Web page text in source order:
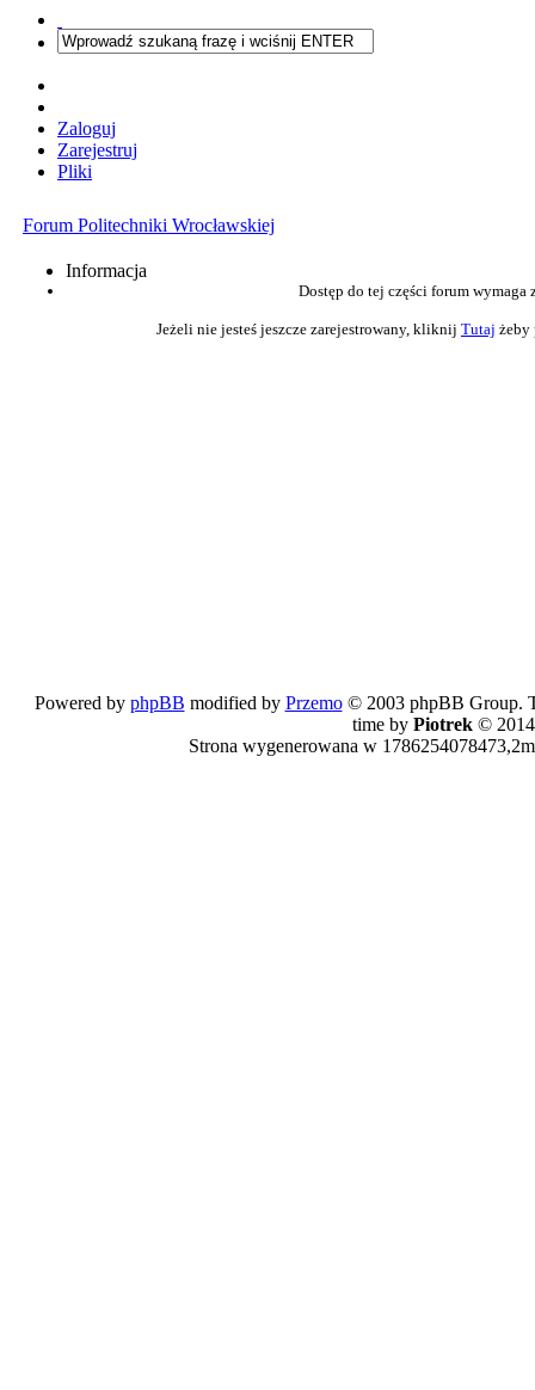
Zaloguj
Zarejestruj
Pliki
Forum Politechniki Wrocławskiej
Informacja
Dostęp do tej części forum wymaga
Jeżeli nie jesteś jeszcze zarejestrowany, kliknij Tutaj żeby
Powered by phpBB modified by Przemo© 2003 phpBB Group.
time by Piotrek © 2014
Strona wygenerowana w